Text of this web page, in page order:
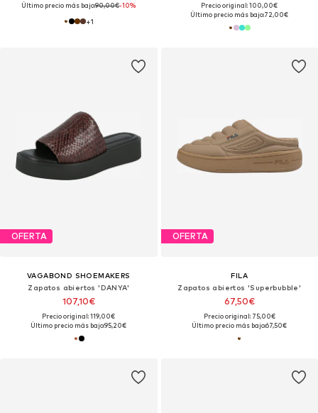
Último precio más bajo:90,00€-10%
+1
Precio original: 100,00€
Último precio más bajo:72,00€
OFERTA
VAGABOND SHOEMAKERS
Zapatos abiertos 'DANYA'
107,10€
Precio original: 119,00€
Último precio más bajo:95,20€
OFERTA
FILA
Zapatos abiertos 'Superbubble'
67,50€
Precio original: 75,00€
Último precio más bajo:67,50€